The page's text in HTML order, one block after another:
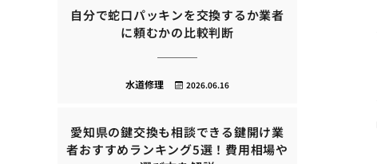
自分で蛇口パッキンを交換するか業者
に頼むかの比較判断
2026.06.16
水道修理
愛知県の鍵交換も相談できる鍵開け業
者おすすめランキング5選！費用相場や